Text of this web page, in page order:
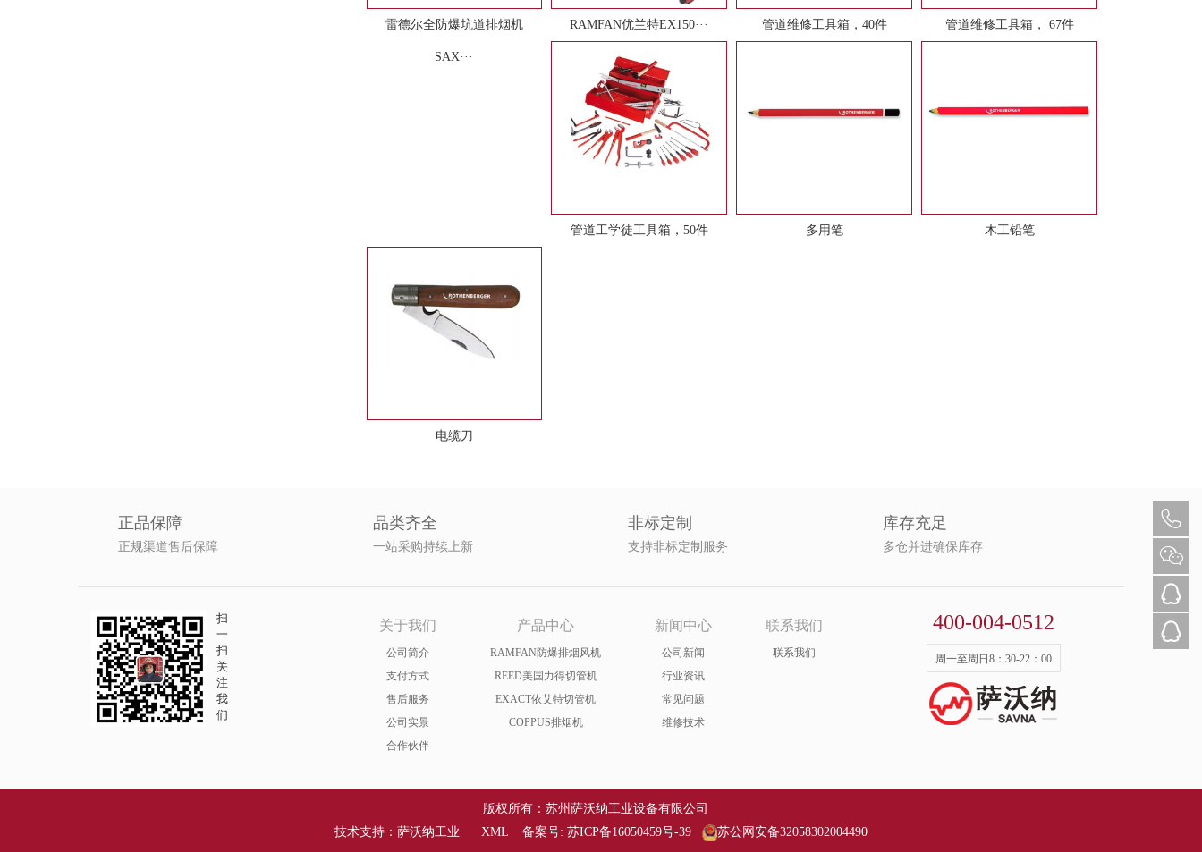
雷德尔全防爆坑道排烟机
SAX···
RAMFAN优兰特EX150··· 管道维修工具箱，40件 管道维修工具箱， 67件
管道工学徒工具箱，50件 多用笔 木工铅笔
电缆刀
正品保障
正规渠道售后保障
品类齐全
一站采购持续上新
非标定制
支持非标定制服务
库存充足
多仓并进确保库存
扫
一
扫
关
注
我
们
关于我们
公司简介
支付方式
售后服务
公司实景
合作伙伴
产品中心
RAMFAN防爆排烟风机
REED美国力得切管机
EXACT依艾特切管机
COPPUS排烟机
新闻中心
公司新闻
行业资讯
常见问题
维修技术
联系我们
联系我们
400-004-0512
周一至周日8：30-22：00
版权所有：苏州萨沃纳工业设备有限公司
技术支持：萨沃纳工业
XML 备案号: 苏ICP备16050459号-39 苏公网安备32058302004490